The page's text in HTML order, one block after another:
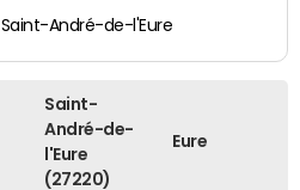
Saint-André-de-l'Eure
Saint-
André-de-
l'Eure
(27220)
Eure